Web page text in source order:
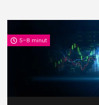
5-8 minut